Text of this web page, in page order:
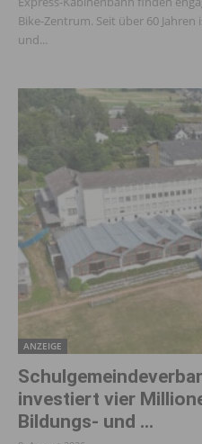
Bike-Zentrum. Seit über 60
und...
ANZEIGE
investiert vier
Bildungs- und ...